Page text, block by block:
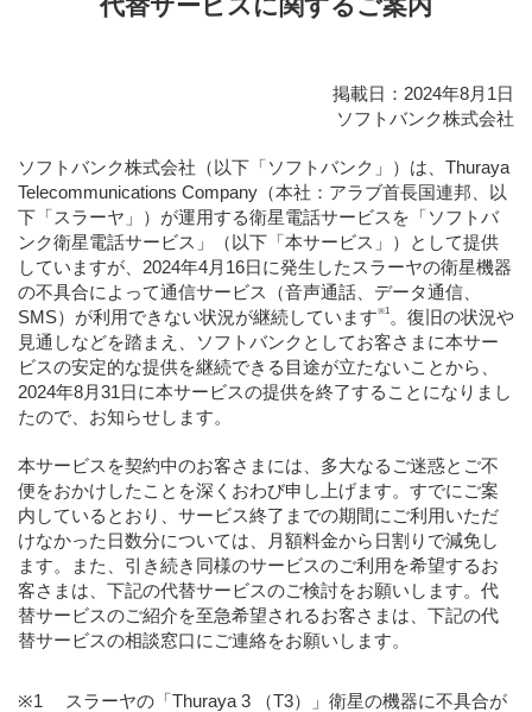
掲載日：2024年8月1日
ソフトバンク株式会社
ソフトバンク株式会社（以下「ソフトバンク」）は、Thuraya
Telecommunications Company（本社：アラブ首長国連邦、以
下「スラーヤ」）が運用する衛星電話サービスを「ソフトバ
ンク衛星電話サービス」（以下「本サービス」）として提供
していますが、2024年4月16日に発生したスラーヤの衛星機器
の不具合によって通信サービス（音声通話、データ通信、
SMS）が利用できない状況が継続しています※1 。復旧の状況や
見通しなどを踏まえ、ソフトバンクとしてお客さまに本サー
ビスの安定的な提供を継続できる目途が立たないことから、
2024年8月31日に本サービスの提供を終了することになりまし
たので、お知らせします。
本サービスを契約中のお客さまには、多大なるご迷惑とご不
便をおかけしたことを深くおわび申し上げます。すでにご案
内しているとおり、サービス終了までの期間にご利用いただ
けなかった日数分については、月額料金から日割りで減免し
ます。また、引き続き同様のサービスのご利用を希望するお
客さまは、下記の代替サービスのご検討をお願いします。代
替サービスのご紹介を至急希望されるお客さまは、下記の代
替サービスの相談窓口にご連絡をお願いします。
スラーヤの「Thuraya 3 （T3）」衛星の機器に不具合が